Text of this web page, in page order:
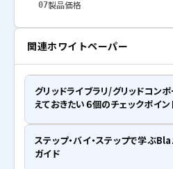
07製品価格
関連ホワイトペーパー
グリッドライブラリ/グリッドコン
えておきたい６個のチェックポイン
ステップ・バイ・ステップで学ぶ
ガイド